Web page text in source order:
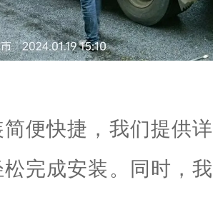
简便快捷，我们提供
松完成安装。同时，